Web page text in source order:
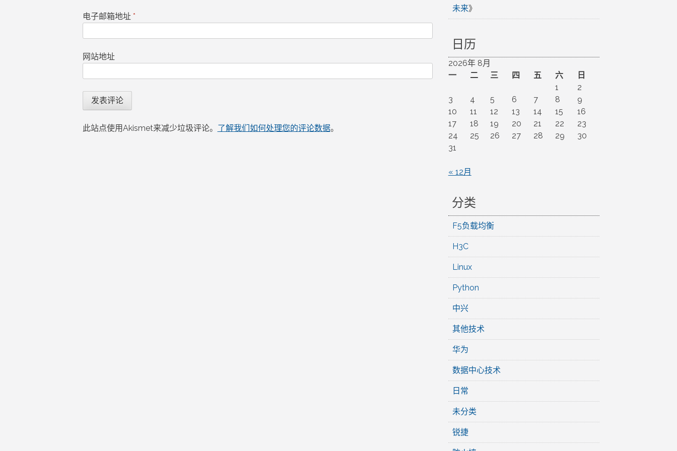
电子邮箱地址 *
网站地址
此站点使用Akismet来减少垃圾评论。 了解我们如何处理您的评论数据。
未来》
日历
2026年 8月
一
二 三 四 五 六
日
1
2
3
4 5 6 7 8
9
10
11 12 13 14 15
16
17
18 19 20 21 22
23
24
25 26 27 28 29
30
31
« 12月
分类
F5负载均衡
H3C
Linux
Python
中兴
其他技术
华为
数据中心技术
日常
未分类
锐捷